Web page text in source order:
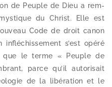
de Peuple de Dieu a rem­
du Christ. Elle est
Code de droit canon
s’est opé­ré
que le terme « Peuple de
parce qu’il auto­ri­sait
de la libé­ra­tion et le